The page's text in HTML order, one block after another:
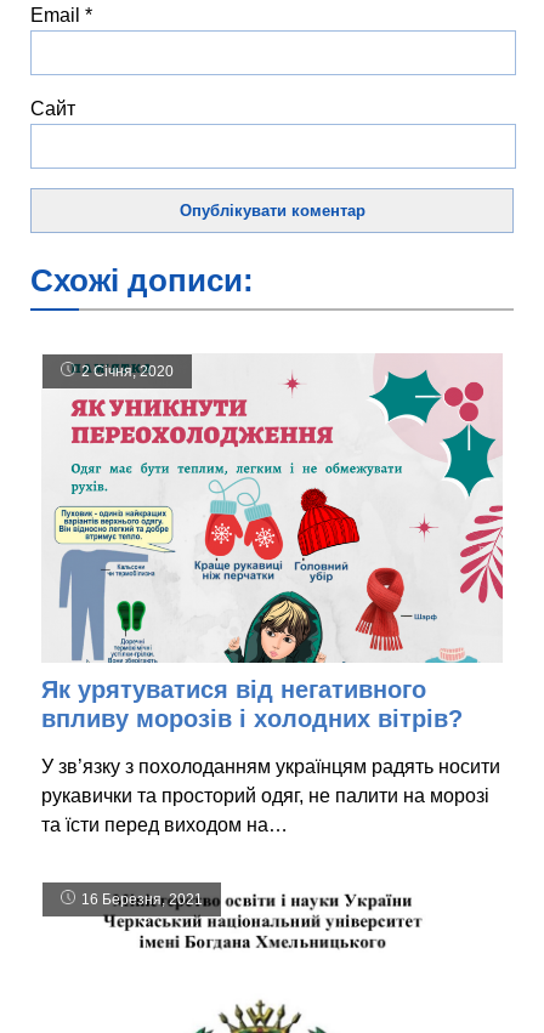
Email *
Сайт
Схожі дописи:
2 Січня, 2020
Як урятуватися від негативного
впливу морозів і холодних вітрів?
У зв’язку з похолоданням українцям радять носити
рукавички та просторий одяг, не палити на морозі
та їсти перед виходом на…
16 Березня, 2021